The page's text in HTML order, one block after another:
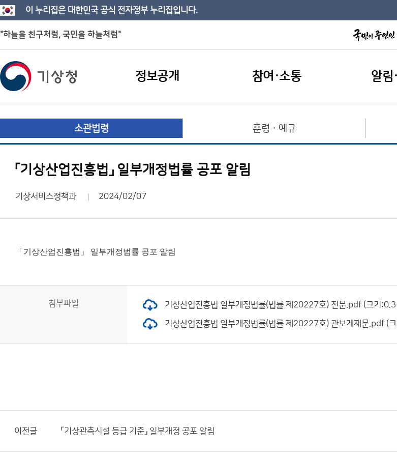
이 누리집은 대한민국 공식 전자정부 누리집입니다.
"하늘을 친구처럼, 국민을 하늘처럼"
정보공개 참여·소통 알림
소관법령 훈령ㆍ예규
「기상산업진흥법」 일부개정법률 공포 알림
기상서비스정책과 2024/02/07
「기상산업진흥법」 일부개정법률 공포 알림
첨부파일 기상산업진흥법 일부개정법률(법률 제20227호) 전문.pdf (크기
기상산업진흥법 일부개정법률(법률 제20227호) 관보게재문.pdf (
이전글 「기상관측시설 등급 기준」 일부개정 공포 알림